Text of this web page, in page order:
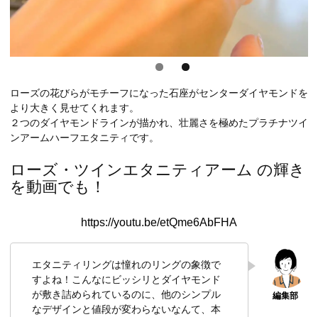
ローズの花びらがモチーフになった石座がセンターダイヤモンドを
より大きく見せてくれます。
２つのダイヤモンドラインが描かれ、壮麗さを極めたプラチナツイ
ンアームハーフエタニティです。
ローズ・ツインエタニティアーム の輝き
を動画でも！
https://youtu.be/etQme6AbFHA
エタニティリングは憧れのリングの象徴で
すよね！こんなにビッシリとダイヤモンド
が敷き詰められているのに、他のシンプル
なデザインと値段が変わらないなんて、本